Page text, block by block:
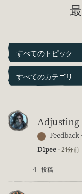
すべてのトピック
すべてのカテゴリ
D1pee -24分前
4 投稿